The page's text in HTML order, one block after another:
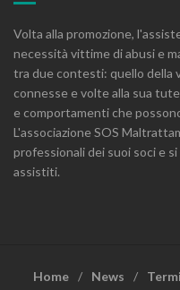
Volta alla promozione,
necessità vittime di abusi e
tra due contesti: quello della
connesse e volte alla sua
e comportamenti che
L'associazione SOS
professionali dei suoi soci e
assistiti.
Home News